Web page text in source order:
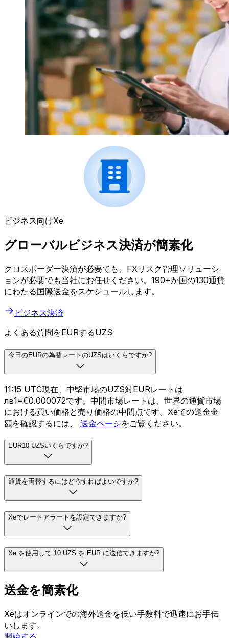
ビジネス向けXe
グローバルビジネス決済が簡素化
クロスボーダー決済が必要でも、FXリスク管理ソリューシ
ョンが必要でも当社にお任せください。190+か国の130通貨
にわたる国際送金をスケジュールします。
ビジネス決済
よくある質問をEURするUZS
今日のEURの為替レートのUZSはいくらですか?
11:15 UTC現在、中堅市場のUZS対EURレートは
лв1=€0.000072です。中間市場レートは、世界の通貨市場
における買い価格と売り価格の中間点です。Xeでの送金金
額を確認するには、 送金ページをご覧ください。
EUR10 UZSいくらですか?
通貨を両替するにはどうすればよいですか?
Xeでレートアラートを設定できますか?
Xe を使用して 10 UZS を EUR に送信できますか?
送金を簡素化
Xeはオンラインでの海外送金を低い手数料で迅速にお手伝
いします。